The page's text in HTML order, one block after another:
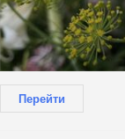
Перейти